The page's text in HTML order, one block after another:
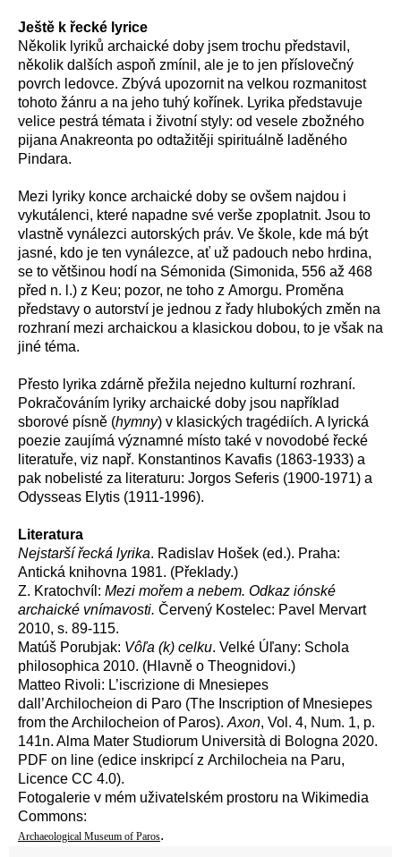
Ještě k řecké lyrice
Několik lyriků archaické doby jsem trochu představil,
několik dalších aspoň zmínil, ale je to jen příslovečný
povrch ledovce. Zbývá upozornit na velkou rozmanitost
tohoto žánru a na jeho tuhý kořínek. Lyrika představuje
velice pestrá témata i životní styly: od vesele zbožného
pijana Anakreonta po odtažitěji spirituálně laděného
Pindara.
Mezi lyriky konce archaické doby se ovšem najdou i
vykutálenci, které napadne své verše zpoplatnit. Jsou to
vlastně vynálezci autorských práv. Ve škole, kde má být
jasné, kdo je ten vynálezce, ať už padouch nebo hrdina,
se to většinou hodí na Sémonida (Simonida, 556 až 468
před n. l.) z Keu; pozor, ne toho z Amorgu. Proměna
představy o autorství je jednou z řady hlubokých změn na
rozhraní mezi archaickou a klasickou dobou, to je však na
jiné téma.
Přesto lyrika zdárně přežila nejedno kulturní rozhraní.
Pokračováním lyriky archaické doby jsou například
sborové písně (hymny) v klasických tragédiích. A lyrická
poezie zaujímá významné místo také v novodobé řecké
literatuře, viz např. Konstantinos Kavafis (1863-1933) a
pak nobelisté za literaturu: Jorgos Seferis (1900-1971) a
Odysseas Elytis (1911-1996).
Literatura
Nejstarší řecká lyrika. Radislav Hošek (ed.). Praha:
Antická knihovna 1981. (Překlady.)
Z. Kratochvíl: Mezi mořem a nebem. Odkaz iónské
archaické vnímavosti. Červený Kostelec: Pavel Mervart
2010, s. 89-115.
Matúš Porubjak: Vôľa (k) celku. Velké Úľany: Schola
philosophica 2010. (Hlavně o Theognidovi.)
Matteo Rivoli: L’iscrizione di Mnesiepes
dall’Archilocheion di Paro (The Inscription of Mnesiepes
from the Archilocheion of Paros). Axon, Vol. 4, Num. 1, p.
141n. Alma Mater Studiorum Università di Bologna 2020.
PDF on line (edice inskripcí z Archilocheia na Paru,
Licence CC 4.0).
Fotogalerie v mém uživatelském prostoru na Wikimedia
Commons:
Archaeological Museum of Paros.